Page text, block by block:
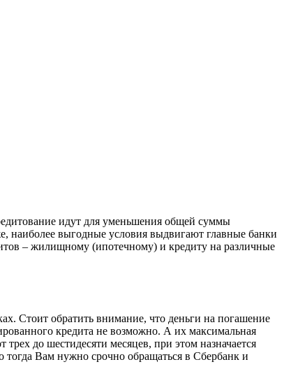
идут для уменьшения общей суммы
наиболее выгодные условия выдвигают главные банки
– жилищному (ипотечному) и кредиту на различные
Стоит обратить внимание, что деньги на погашение
кредита не возможно. А их максимальная
до шестидесяти месяцев, при этом назначается
Вам нужно срочно обращаться в Сбербанк и